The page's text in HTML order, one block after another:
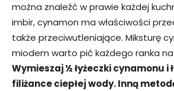
można znaleźć w prawie każdej
imbir, cynamon ma właściwości
także przeciwutleniające. Miksturę
miodem warto pić każdego ranka
Wymieszaj ½ łyżeczki cynamonu i
filiżance ciepłej wody. Inną